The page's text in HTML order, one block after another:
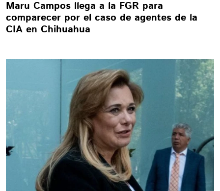
Maru Campos llega a la FGR para
comparecer por el caso de agentes de la
CIA en Chihuahua